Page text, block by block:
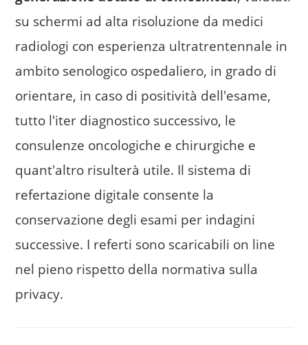
su schermi ad alta risoluzione da medici
radiologi con esperienza ultratrentennale in
ambito senologico ospedaliero, in grado di
orientare, in caso di positività dell'esame,
tutto l'iter diagnostico successivo, le
consulenze oncologiche e chirurgiche e
quant'altro risulterà utile. Il sistema di
refertazione digitale consente la
conservazione degli esami per indagini
successive. I referti sono scaricabili on line
nel pieno rispetto della normativa sulla
privacy.